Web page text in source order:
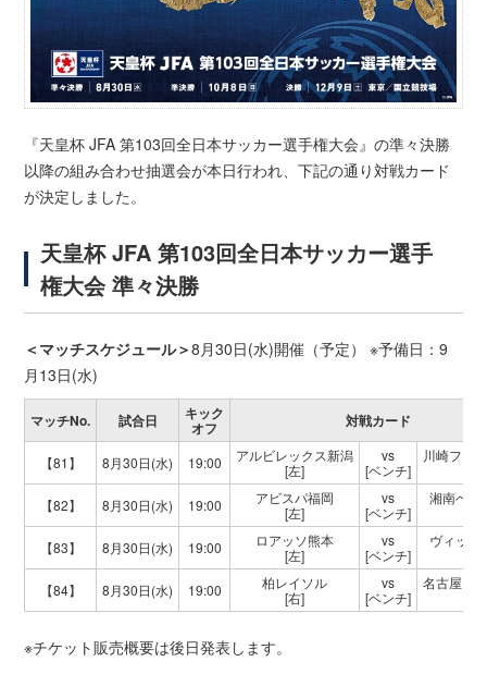
『天皇杯 JFA 第103回全日本サッカー選手権大会』の準々決勝
以降の組み合わせ抽選会が本日行われ、下記の通り対戦カード
が決定しました。
天皇杯 JFA 第103回全日本サッカー選手
権大会 準々決勝
＜マッチスケジュール＞8月30日(水)開催（予定） ※予備日：9
月13日(水)
マッチNo. 試合日 キック
オフ 対戦カード
【81】 8月30日(水) 19:00
アルビレックス新潟
[左]
vs
[ベンチ]
川崎フロ
【82】
8月30日(水) 19:00
アビスパ福岡
[左]
vs
[ベンチ]
湘南ベル
【83】
8月30日(水) 19:00
ロアッソ熊本
[左]
vs
[ベンチ]
ヴィッセ
【84】
8月30日(水) 19:00
柏レイソル
[右]
vs
[ベンチ]
名古屋グ
※チケット販売概要は後日発表します。